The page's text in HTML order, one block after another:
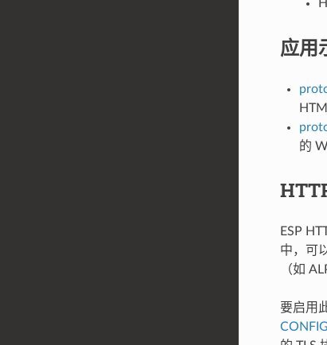
应用
的
ESP
中，可
（如
要启用